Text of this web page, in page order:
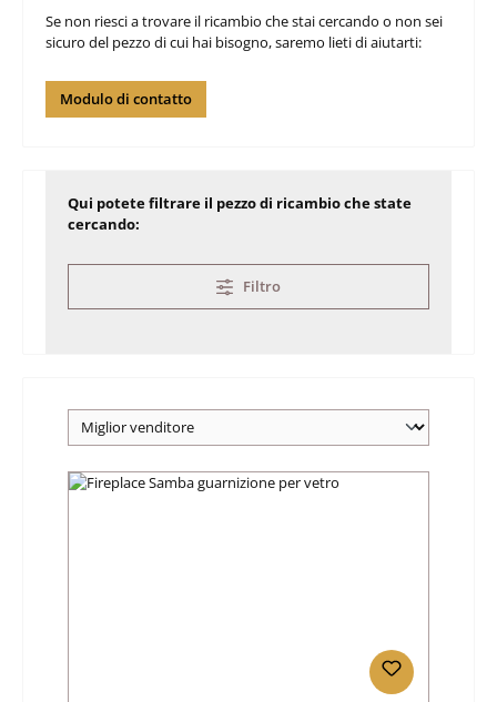
Se non riesci a trovare il ricambio che stai cercando o non sei
sicuro del pezzo di cui hai bisogno, saremo lieti di aiutarti:
Modulo di contatto
Qui potete filtrare il pezzo di ricambio che state
cercando:
Filtro